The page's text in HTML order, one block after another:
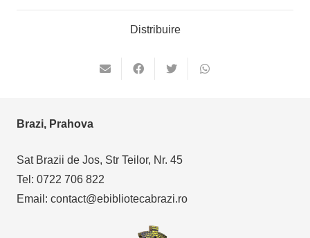
Distribuire
Brazi, Prahova
Sat Brazii de Jos, Str Teilor, Nr. 45
Tel: 0722 706 822
Email: contact@ebibliotecabrazi.ro